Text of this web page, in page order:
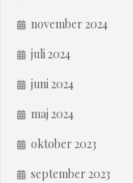
november 2024
juli 2024
juni 2024
maj 2024
oktober 2023
september 2023